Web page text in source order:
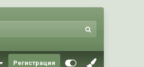
Регистрация